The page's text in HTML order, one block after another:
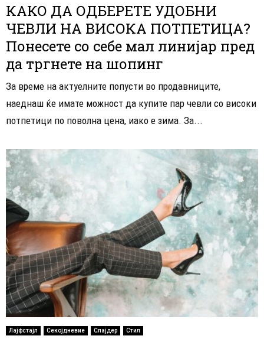
КАКО ДА ОДБЕРЕТЕ УДОБНИ
ЧЕВЛИ НА ВИСОКА ПОТПЕТИЦА?
Понесете со себе мал линијар пред
да тргнете на шопинг
За време на актуелните попусти во продавниците,
наеднаш ќе имате можност да купите пар чевли со високи
потпетици по поволна цена, иако е зима. За...
Лајфстајл Секојдневие Слајдер Стил